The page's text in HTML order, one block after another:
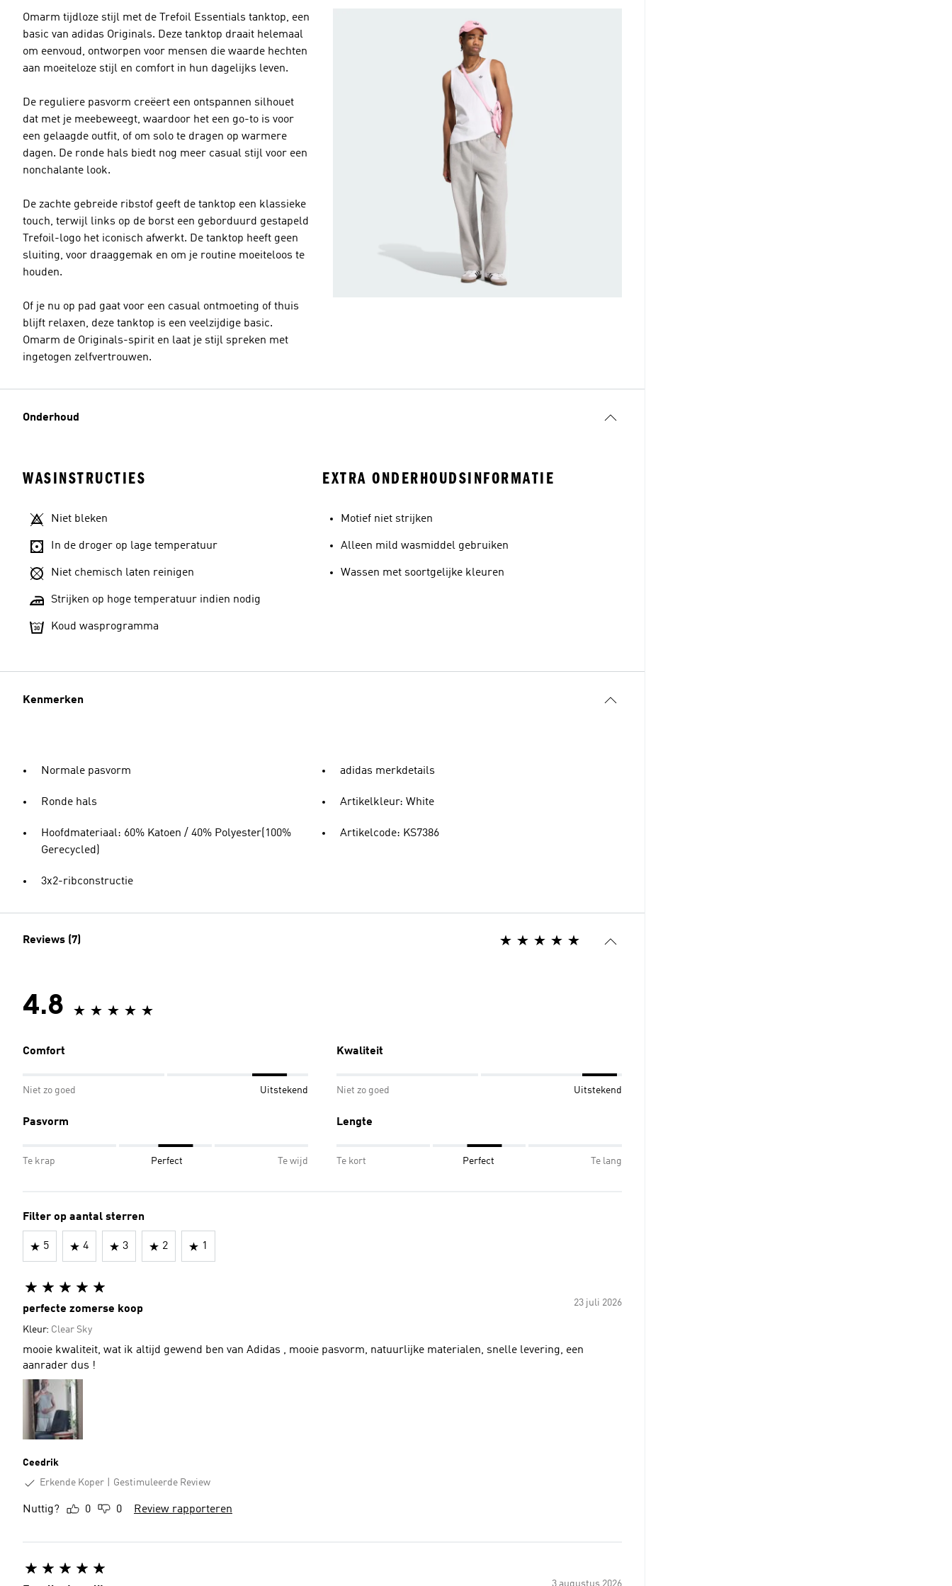
Omarm tijdloze stijl met de Trefoil Essentials tanktop, een
basic van adidas Originals. Deze tanktop draait helemaal
om eenvoud, ontworpen voor mensen die waarde hechten
aan moeiteloze stijl en comfort in hun dagelijks leven.
De reguliere pasvorm creëert een ontspannen silhouet
dat met je meebeweegt, waardoor het een go-to is voor
een gelaagde outfit, of om solo te dragen op warmere
dagen. De ronde hals biedt nog meer casual stijl voor een
nonchalante look.
De zachte gebreide ribstof geeft de tanktop een klassieke
touch, terwijl links op de borst een geborduurd gestapeld
Trefoil-logo het iconisch afwerkt. De tanktop heeft geen
sluiting, voor draaggemak en om je routine moeiteloos te
houden.
Of je nu op pad gaat voor een casual ontmoeting of thuis
blijft relaxen, deze tanktop is een veelzijdige basic.
Omarm de Originals-spirit en laat je stijl spreken met
ingetogen zelfvertrouwen.
Onderhoud
WASINSTRUCTIES
Niet bleken
In de droger op lage temperatuur
Niet chemisch laten reinigen
Strijken op hoge temperatuur indien nodig
Koud wasprogramma
EXTRA ONDERHOUDSINFORMATIE
Motief niet strijken
Alleen mild wasmiddel gebruiken
Wassen met soortgelijke kleuren
Kenmerken
Normale pasvorm
Ronde hals
Hoofdmateriaal: 60% Katoen / 40% Polyester(100%
Gerecycled)
3x2-ribconstructie
adidas merkdetails
Artikelkleur: White
Artikelcode: KS7386
Reviews (7)
4.8
Comfort
Niet zo goed Uitstekend
Kwaliteit
Niet zo goed Uitstekend
Pasvorm
Te krap Perfect Te wijd
Lengte
Te kort Perfect Te lang
Filter op aantal sterren
5 4 3 2 1
23 juli 2026
perfecte zomerse koop
Kleur: Clear Sky
mooie kwaliteit, wat ik altijd gewend ben van Adidas , mooie pasvorm, natuurlijke materialen, snelle levering, een
aanrader dus !
Ceedrik
Erkende Koper
Gestimuleerde Review
Nuttig? 0 0 Review rapporteren
3 augustus 2026